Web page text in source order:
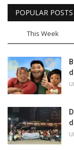
POPULAR POSTS
This Week